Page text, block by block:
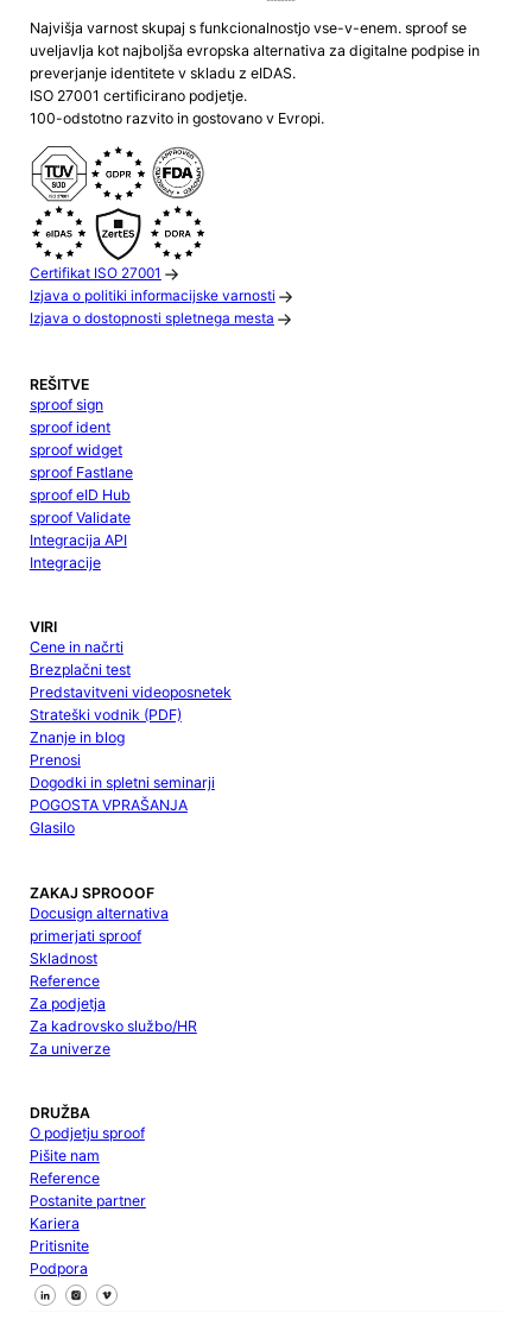
Najvišja varnost skupaj s funkcionalnostjo vse-v-enem. sproof se
uveljavlja kot najboljša evropska alternativa za digitalne podpise in
preverjanje identitete v skladu z eIDAS.
ISO 27001 certificirano podjetje.
100-odstotno razvito in gostovano v Evropi.
Certifikat ISO 27001
Izjava o politiki informacijske varnosti
Izjava o dostopnosti spletnega mesta
REŠITVE
sproof sign
sproof ident
sproof widget
sproof Fastlane
sproof eID Hub
sproof Validate
Integracija API
Integracije
VIRI
Cene in načrti
Brezplačni test
Predstavitveni videoposnetek
Strateški vodnik (PDF)
Znanje in blog
Prenosi
Dogodki in spletni seminarji
POGOSTA VPRAŠANJA
Glasilo
ZAKAJ SPROOOF
Docusign alternativa
primerjati sproof
Skladnost
Reference
Za podjetja
Za kadrovsko službo/HR
Za univerze
DRUŽBA
O podjetju sproof
Pišite nam
Reference
Postanite partner
Kariera
Pritisnite
Podpora
Sledite nam na Facebooku
Sledite nam na X
Sledite nam na LinkedInu